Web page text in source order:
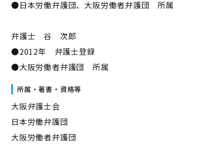
●日本労働弁護団、大阪労働者弁護団 所属
弁護士 谷 次郎
●2012年 弁護士登録
●大阪労働者弁護団 所属
所属・著書・資格等
大阪弁護士会
日本労働弁護団
大阪労働者弁護団